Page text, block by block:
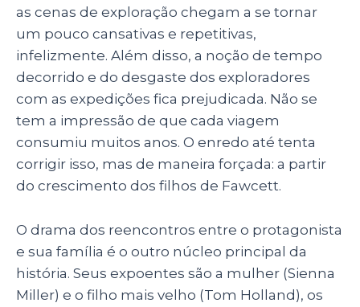
as cenas de exploração chegam a se tornar
um pouco cansativas e repetitivas,
infelizmente. Além disso, a noção de tempo
decorrido e do desgaste dos exploradores
com as expedições fica prejudicada. Não se
tem a impressão de que cada viagem
consumiu muitos anos. O enredo até tenta
corrigir isso, mas de maneira forçada: a partir
do crescimento dos filhos de Fawcett.
O drama dos reencontros entre o protagonista
e sua família é o outro núcleo principal da
história. Seus expoentes são a mulher (Sienna
Miller) e o filho mais velho (Tom Holland), os